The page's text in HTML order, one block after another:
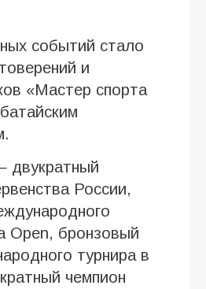
событий стало
и
«Мастер спорта
двукратный
России,
Open, бронзовый
турнира в
чемпион